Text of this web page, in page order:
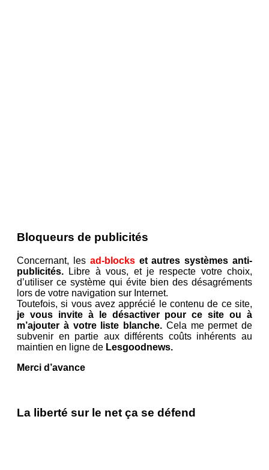
Bloqueurs de publicités
Concernant, les ad-blockset autres systèmes anti-
publicités. Libre à vous, et je respecte votre choix,
d’utiliser ce système qui évite bien des désagréments
lors de votre navigation sur Internet.
Toutefois, si vous avez apprécié le contenu de ce site,
je vous invite à le désactiver pour ce site ou à
m’ajouter à votre liste blanche. Cela me permet de
subvenir en partie aux différents coûts inhérents au
maintien en ligne de Lesgoodnews.
Merci d’avance
La liberté sur le net ça se défend